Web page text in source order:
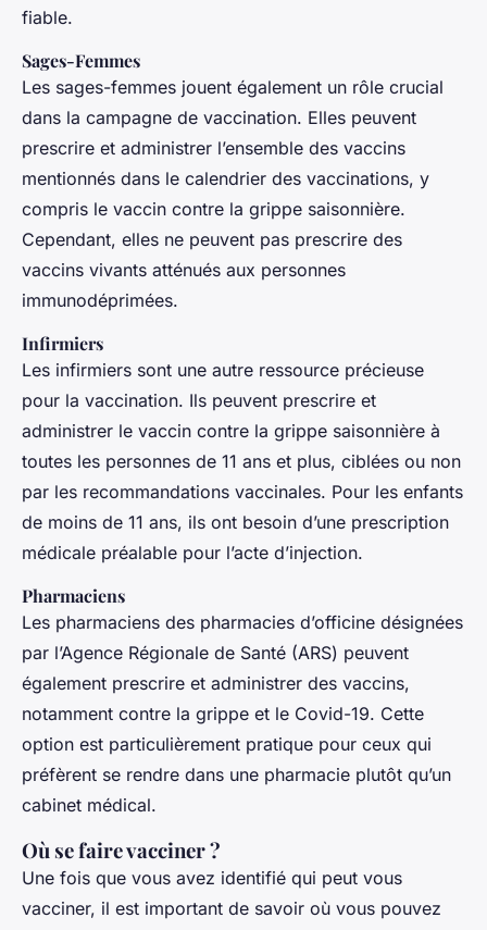
fiable.
Sages-Femmes
Les sages-femmes jouent également un rôle crucial
dans la campagne de vaccination. Elles peuvent
prescrire et administrer l’ensemble des vaccins
mentionnés dans le calendrier des vaccinations, y
compris le vaccin contre la grippe saisonnière.
Cependant, elles ne peuvent pas prescrire des
vaccins vivants atténués aux personnes
immunodéprimées.
Infirmiers
Les infirmiers sont une autre ressource précieuse
pour la vaccination. Ils peuvent prescrire et
administrer le vaccin contre la grippe saisonnière à
toutes les personnes de 11 ans et plus, ciblées ou non
par les recommandations vaccinales. Pour les enfants
de moins de 11 ans, ils ont besoin d’une prescription
médicale préalable pour l’acte d’injection.
Pharmaciens
Les pharmaciens des pharmacies d’officine désignées
par l’Agence Régionale de Santé (ARS) peuvent
également prescrire et administrer des vaccins,
notamment contre la grippe et le Covid-19. Cette
option est particulièrement pratique pour ceux qui
préfèrent se rendre dans une pharmacie plutôt qu’un
cabinet médical.
Où se faire vacciner ?
Une fois que vous avez identifié qui peut vous
vacciner, il est important de savoir où vous pouvez